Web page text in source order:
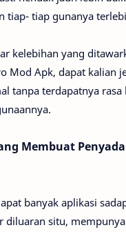
tiap- tiap gunanya
kelebihan yang
Mod Apk, dapat kalian
tanpa terdapatnya rasa
Membuat
banyak aplikasi
diluaran situ,